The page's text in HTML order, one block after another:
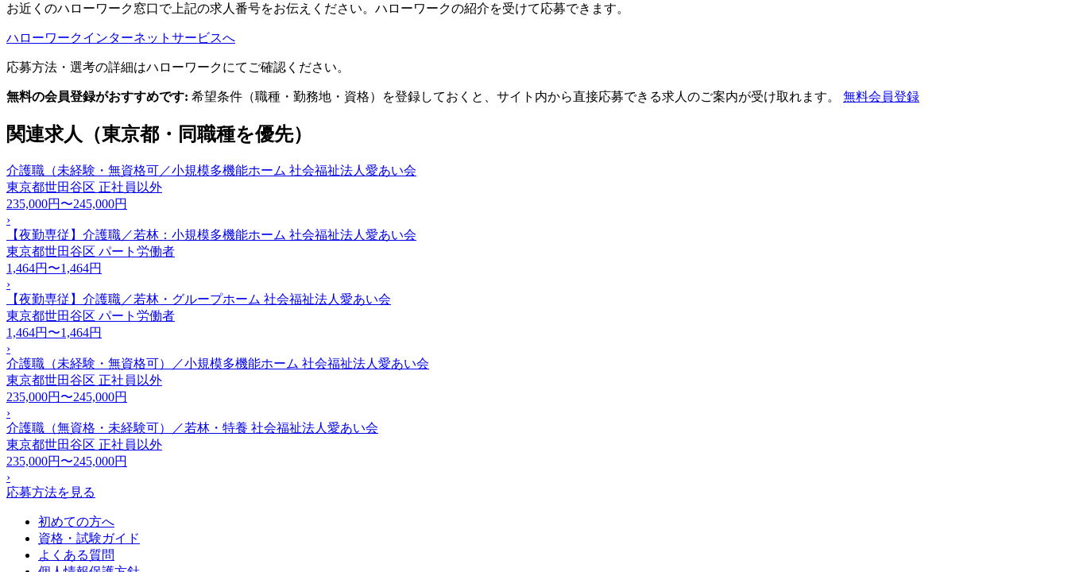
お近くのハローワーク窓口で上記の求人番号をお伝えください。ハローワークの紹介を受けて応募できます。
ハローワークインターネットサービスへ
応募方法・選考の詳細はハローワークにてご確認ください。
無料の会員登録がおすすめです: 希望条件（職種・勤務地・資格）を登録しておくと、サイト内から直接応募できる求人のご案内が受け取れます。 無料会員登録
関連求人（東京都・同職種を優先）
介護職（未経験・無資格可／小規模多機能ホーム 社会福祉法人愛あい会
東京都世田谷区 正社員以外
235,000円〜245,000円
›
【夜勤専従】介護職／若林：小規模多機能ホーム 社会福祉法人愛あい会
東京都世田谷区 パート労働者
1,464円〜1,464円
›
【夜勤専従】介護職／若林・グループホーム 社会福祉法人愛あい会
東京都世田谷区 パート労働者
1,464円〜1,464円
›
介護職（未経験・無資格可）／小規模多機能ホーム 社会福祉法人愛あい会
東京都世田谷区 正社員以外
235,000円〜245,000円
›
介護職（無資格・未経験可）／若林・特養 社会福祉法人愛あい会
東京都世田谷区 正社員以外
235,000円〜245,000円
›
応募方法を見る
初めての方へ
資格・試験ガイド
よくある質問